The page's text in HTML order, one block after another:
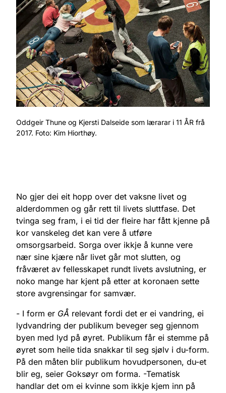
Oddgeir Thune og Kjersti Dalseide som lærarar i 11 ÅR frå
2017. Foto: Kim Hiorthøy.
No gjer dei eit hopp over det vaksne livet og
alderdommen og går rett til livets sluttfase. Det
tvinga seg fram, i ei tid der fleire har fått kjenne på
kor vanskeleg det kan vere å utføre
omsorgsarbeid. Sorga over ikkje å kunne vere
nær sine kjære når livet går mot slutten, og
fråværet av fellesskapet rundt livets avslutning, er
noko mange har kjent på etter at koronaen sette
store avgrensingar for samvær.
- I form er GÅ relevant fordi det er ei vandring, ei
lydvandring der publikum beveger seg gjennom
byen med lyd på øyret. Publikum får ei stemme på
øyret som heile tida snakkar til seg sjølv i du-form.
På den måten blir publikum hovudpersonen, du-et
blir eg, seier Goksøyr om forma. -Tematisk
handlar det om ei kvinne som ikkje kjem inn på